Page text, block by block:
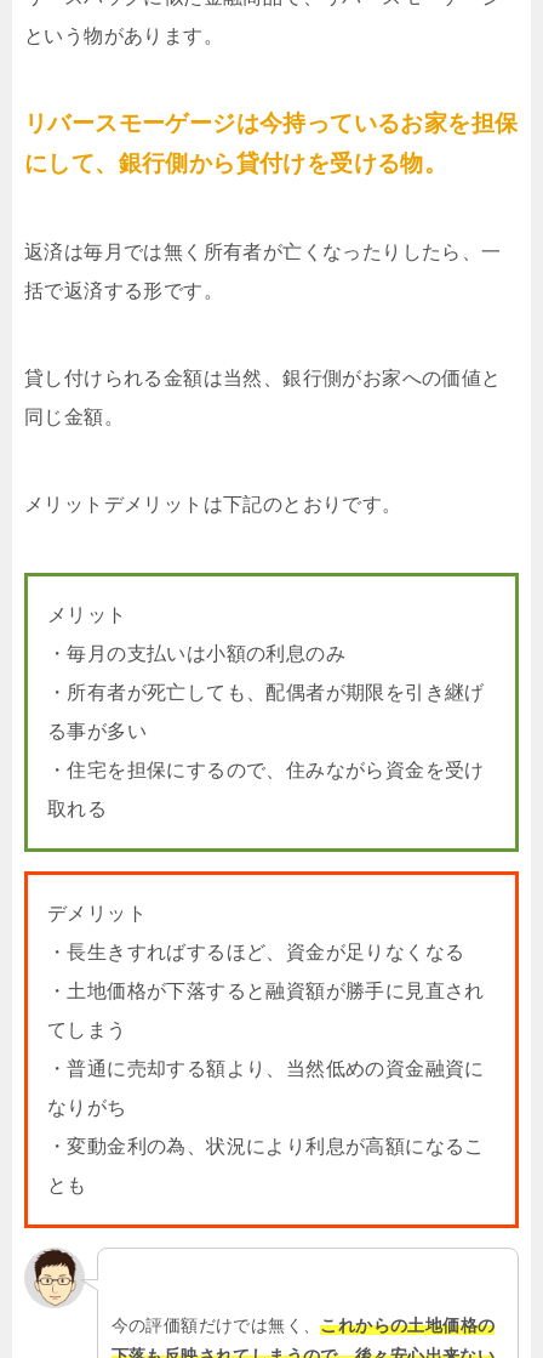
という物があります。
リバースモーゲージは今持っているお家を担保
にして、銀行側から貸付けを受ける物。
返済は毎月では無く所有者が亡くなったりしたら、一
括で返済する形です。
貸し付けられる金額は当然、銀行側がお家への価値と
同じ金額。
メリットデメリットは下記のとおりです。
メリット
・毎月の支払いは小額の利息のみ
・所有者が死亡しても、配偶者が期限を引き継げ
る事が多い
・住宅を担保にするので、住みながら資金を受け
取れる
デメリット
・長生きすればするほど、資金が足りなくなる
・土地価格が下落すると融資額が勝手に見直され
てしまう
・普通に売却する額より、当然低めの資金融資に
なりがち
・変動金利の為、状況により利息が高額になるこ
とも
今の評価額だけでは無く、これからの土地価格の